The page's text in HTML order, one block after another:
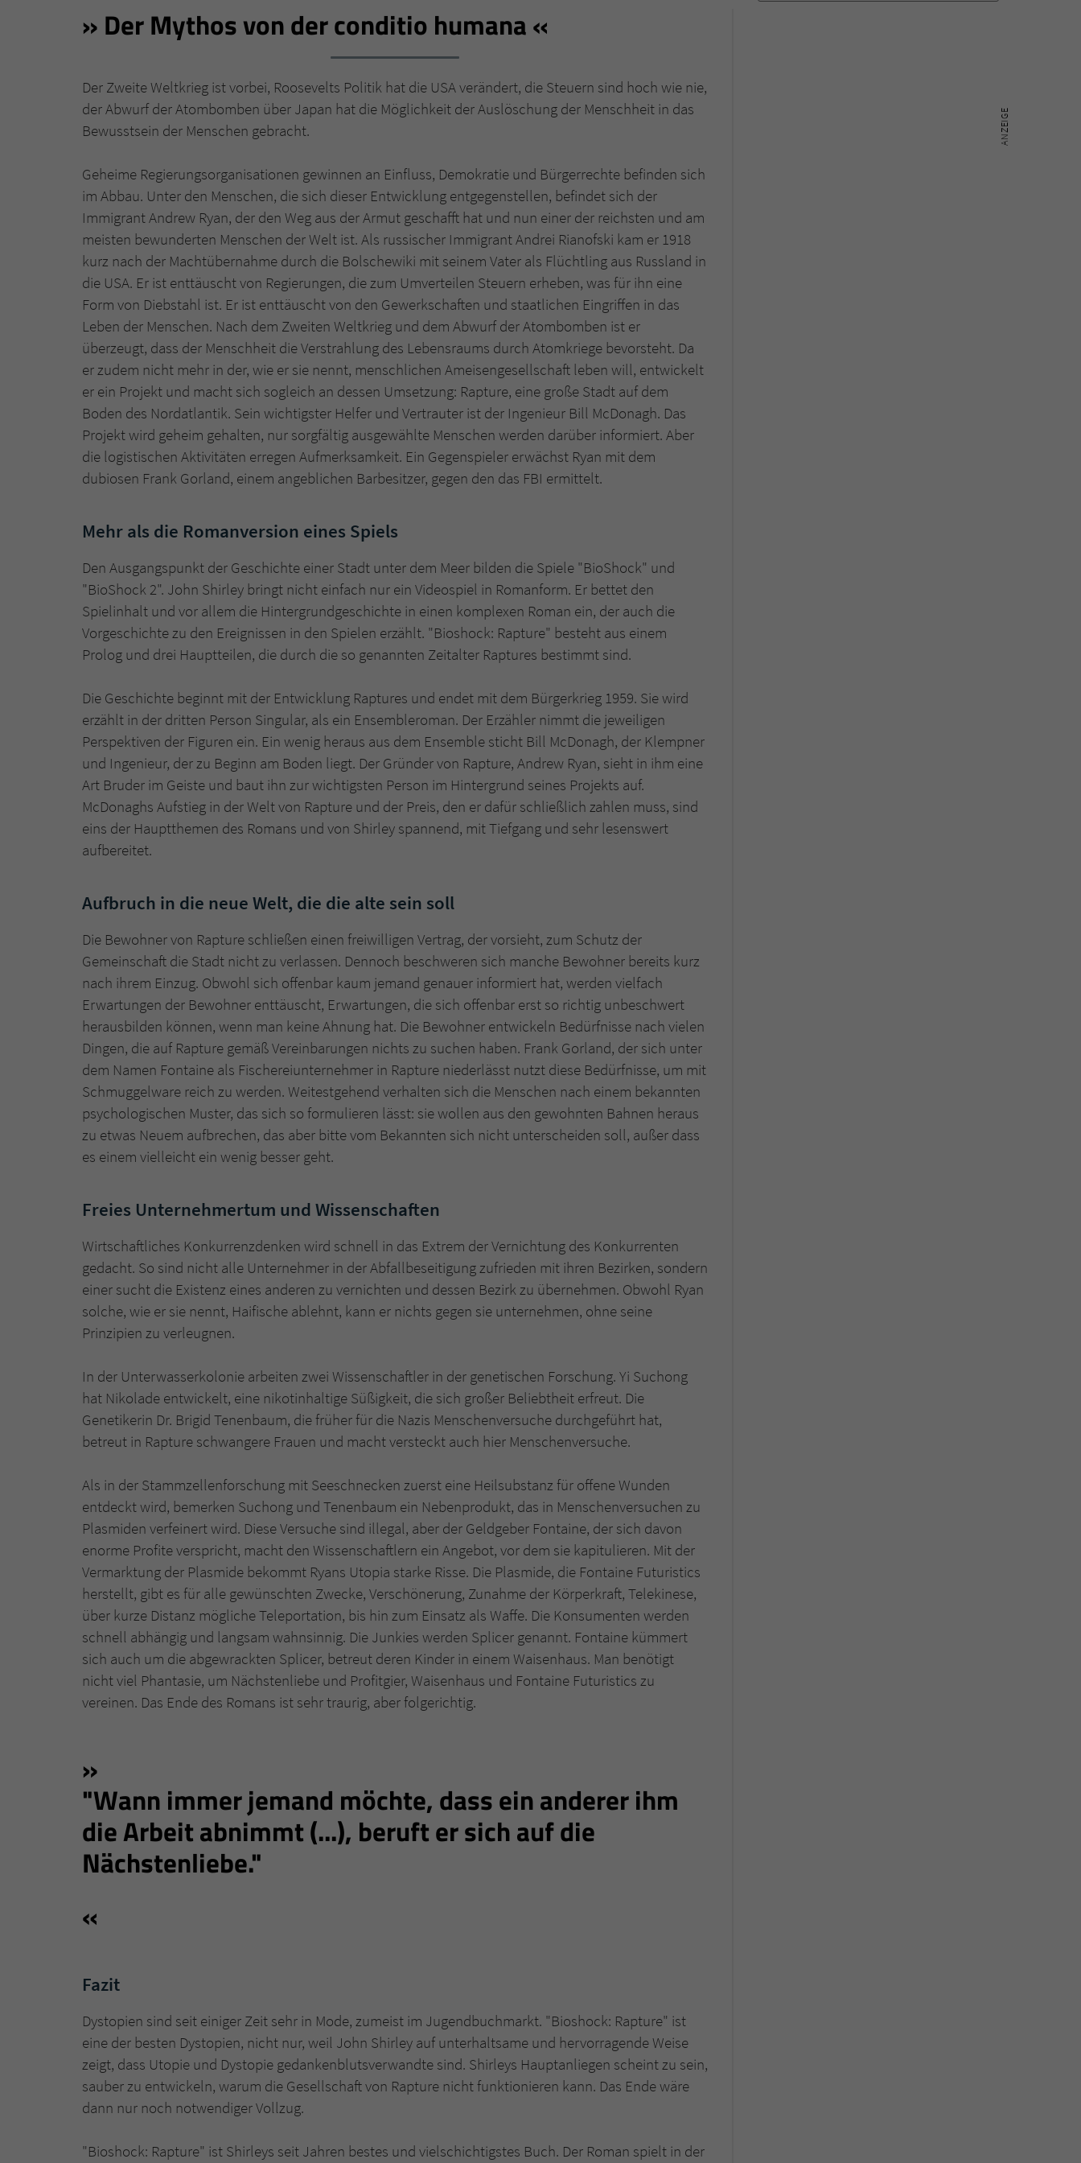
Der Mythos von der conditio humana
Der Zweite Weltkrieg ist vorbei, Roosevelts Politik hat die USA verändert, die Steuern sind hoch wie nie,
der Abwurf der Atombomben über Japan hat die Möglichkeit der Auslöschung der Menschheit in das
Bewusstsein der Menschen gebracht.
Geheime Regierungsorganisationen gewinnen an Einfluss, Demokratie und Bürgerrechte befinden sich
im Abbau. Unter den Menschen, die sich dieser Entwicklung entgegenstellen, befindet sich der
Immigrant Andrew Ryan, der den Weg aus der Armut geschafft hat und nun einer der reichsten und am
meisten bewunderten Menschen der Welt ist. Als russischer Immigrant Andrei Rianofski kam er 1918
kurz nach der Machtübernahme durch die Bolschewiki mit seinem Vater als Flüchtling aus Russland in
die USA. Er ist enttäuscht von Regierungen, die zum Umverteilen Steuern erheben, was für ihn eine
Form von Diebstahl ist. Er ist enttäuscht von den Gewerkschaften und staatlichen Eingriffen in das
Leben der Menschen. Nach dem Zweiten Weltkrieg und dem Abwurf der Atombomben ist er
überzeugt, dass der Menschheit die Verstrahlung des Lebensraums durch Atomkriege bevorsteht. Da
er zudem nicht mehr in der, wie er sie nennt, menschlichen Ameisengesellschaft leben will, entwickelt
er ein Projekt und macht sich sogleich an dessen Umsetzung: Rapture, eine große Stadt auf dem
Boden des Nordatlantik. Sein wichtigster Helfer und Vertrauter ist der Ingenieur Bill McDonagh. Das
Projekt wird geheim gehalten, nur sorgfältig ausgewählte Menschen werden darüber informiert. Aber
die logistischen Aktivitäten erregen Aufmerksamkeit. Ein Gegenspieler erwächst Ryan mit dem
dubiosen Frank Gorland, einem angeblichen Barbesitzer, gegen den das FBI ermittelt.
Mehr als die Romanversion eines Spiels
Den Ausgangspunkt der Geschichte einer Stadt unter dem Meer bilden die Spiele "BioShock" und
"BioShock 2". John Shirley bringt nicht einfach nur ein Videospiel in Romanform. Er bettet den
Spielinhalt und vor allem die Hintergrundgeschichte in einen komplexen Roman ein, der auch die
Vorgeschichte zu den Ereignissen in den Spielen erzählt. "Bioshock: Rapture" besteht aus einem
Prolog und drei Hauptteilen, die durch die so genannten Zeitalter Raptures bestimmt sind.
Die Geschichte beginnt mit der Entwicklung Raptures und endet mit dem Bürgerkrieg 1959. Sie wird
erzählt in der dritten Person Singular, als ein Ensembleroman. Der Erzähler nimmt die jeweiligen
Perspektiven der Figuren ein. Ein wenig heraus aus dem Ensemble sticht Bill McDonagh, der Klempner
und Ingenieur, der zu Beginn am Boden liegt. Der Gründer von Rapture, Andrew Ryan, sieht in ihm eine
Art Bruder im Geiste und baut ihn zur wichtigsten Person im Hintergrund seines Projekts auf.
McDonaghs Aufstieg in der Welt von Rapture und der Preis, den er dafür schließlich zahlen muss, sind
eins der Hauptthemen des Romans und von Shirley spannend, mit Tiefgang und sehr lesenswert
aufbereitet.
Aufbruch in die neue Welt, die die alte sein soll
Die Bewohner von Rapture schließen einen freiwilligen Vertrag, der vorsieht, zum Schutz der
Gemeinschaft die Stadt nicht zu verlassen. Dennoch beschweren sich manche Bewohner bereits kurz
nach ihrem Einzug. Obwohl sich offenbar kaum jemand genauer informiert hat, werden vielfach
Erwartungen der Bewohner enttäuscht, Erwartungen, die sich offenbar erst so richtig unbeschwert
herausbilden können, wenn man keine Ahnung hat. Die Bewohner entwickeln Bedürfnisse nach vielen
Dingen, die auf Rapture gemäß Vereinbarungen nichts zu suchen haben. Frank Gorland, der sich unter
dem Namen Fontaine als Fischereiunternehmer in Rapture niederlässt nutzt diese Bedürfnisse, um mit
Schmuggelware reich zu werden. Weitestgehend verhalten sich die Menschen nach einem bekannten
psychologischen Muster, das sich so formulieren lässt: sie wollen aus den gewohnten Bahnen heraus
zu etwas Neuem aufbrechen, das aber bitte vom Bekannten sich nicht unterscheiden soll, außer dass
es einem vielleicht ein wenig besser geht.
Freies Unternehmertum und Wissenschaften
Wirtschaftliches Konkurrenzdenken wird schnell in das Extrem der Vernichtung des Konkurrenten
gedacht. So sind nicht alle Unternehmer in der Abfallbeseitigung zufrieden mit ihren Bezirken, sondern
einer sucht die Existenz eines anderen zu vernichten und dessen Bezirk zu übernehmen. Obwohl Ryan
solche, wie er sie nennt, Haifische ablehnt, kann er nichts gegen sie unternehmen, ohne seine
Prinzipien zu verleugnen.
In der Unterwasserkolonie arbeiten zwei Wissenschaftler in der genetischen Forschung. Yi Suchong
hat Nikolade entwickelt, eine nikotinhaltige Süßigkeit, die sich großer Beliebtheit erfreut. Die
Genetikerin Dr. Brigid Tenenbaum, die früher für die Nazis Menschenversuche durchgeführt hat,
betreut in Rapture schwangere Frauen und macht versteckt auch hier Menschenversuche.
Als in der Stammzellenforschung mit Seeschnecken zuerst eine Heilsubstanz für offene Wunden
entdeckt wird, bemerken Suchong und Tenenbaum ein Nebenprodukt, das in Menschenversuchen zu
Plasmiden verfeinert wird. Diese Versuche sind illegal, aber der Geldgeber Fontaine, der sich davon
enorme Profite verspricht, macht den Wissenschaftlern ein Angebot, vor dem sie kapitulieren. Mit der
Vermarktung der Plasmide bekommt Ryans Utopia starke Risse. Die Plasmide, die Fontaine Futuristics
herstellt, gibt es für alle gewünschten Zwecke, Verschönerung, Zunahme der Körperkraft, Telekinese,
über kurze Distanz mögliche Teleportation, bis hin zum Einsatz als Waffe. Die Konsumenten werden
schnell abhängig und langsam wahnsinnig. Die Junkies werden Splicer genannt. Fontaine kümmert
sich auch um die abgewrackten Splicer, betreut deren Kinder in einem Waisenhaus. Man benötigt
nicht viel Phantasie, um Nächstenliebe und Profitgier, Waisenhaus und Fontaine Futuristics zu
vereinen. Das Ende des Romans ist sehr traurig, aber folgerichtig.
"Wann immer jemand möchte, dass ein anderer ihm
die Arbeit abnimmt (...), beruft er sich auf die
Nächstenliebe."
Fazit
Dystopien sind seit einiger Zeit sehr in Mode, zumeist im Jugendbuchmarkt. "Bioshock: Rapture" ist
eine der besten Dystopien, nicht nur, weil John Shirley auf unterhaltsame und hervorragende Weise
zeigt, dass Utopie und Dystopie gedankenblutsverwandte sind. Shirleys Hauptanliegen scheint zu sein,
sauber zu entwickeln, warum die Gesellschaft von Rapture nicht funktionieren kann. Das Ende wäre
dann nur noch notwendiger Vollzug.
"Bioshock: Rapture" ist Shirleys seit Jahren bestes und vielschichtigstes Buch. Der Roman spielt in der
Name tx_pwcomments_ahash
Laufzeit 1 Jahr
Name fe_typo_user
Anbieter Literatur-Couch Medien GmbH & Co. KG
Laufzeit Session
Zweck
Dieses Cookie gewährleistet die Kommunikation der
Webseite mit dem Benutzer. Es wird benötigt um z. B.
den Sicherheitscode des Kontaktformulars zu
überprüfen.